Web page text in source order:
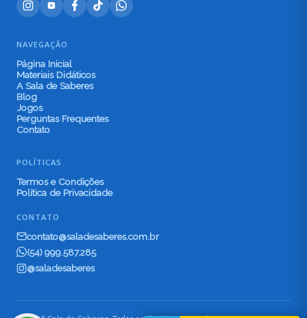
NAVEGAÇÃO
Página Inicial
Materiais Didáticos
A Sala de Saberes
Blog
Jogos
Perguntas Frequentes
Contato
POLÍTICAS
Termos e Condições
Política de Privacidade
CONTATO
contato@saladesaberes.com.br
(54) 999.587.285
@saladesaberes